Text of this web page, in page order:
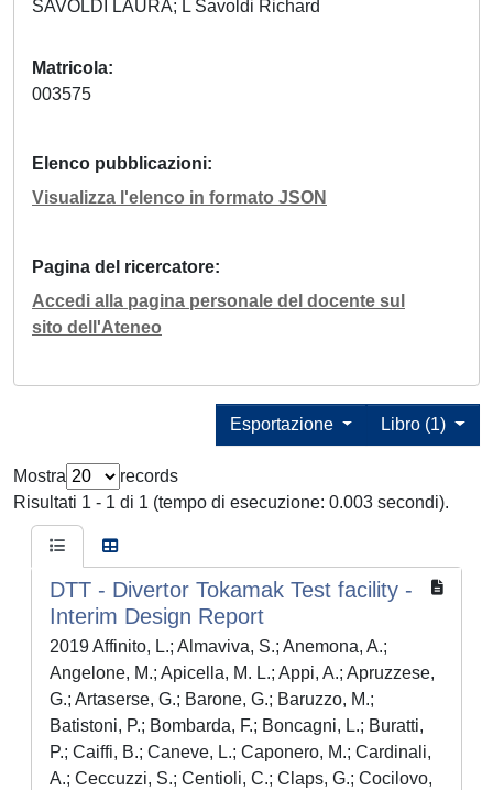
SAVOLDI LAURA; L Savoldi Richard
Matricola
003575
Elenco pubblicazioni
Visualizza l'elenco in formato JSON
Pagina del ricercatore
Accedi alla pagina personale del docente sul
sito dell'Ateneo
Libro (1)
Esportazione
Mostra
records
Risultati 1 - 1 di 1 (tempo di esecuzione: 0.003 secondi).
DTT - Divertor Tokamak Test facility -
Interim Design Report
2019 Affinito, L.; Almaviva, S.; Anemona, A.;
Angelone, M.; Apicella, M. L.; Appi, A.; Apruzzese,
G.; Artaserse, G.; Barone, G.; Baruzzo, M.;
Batistoni, P.; Bombarda, F.; Boncagni, L.; Buratti,
P.; Caiffi, B.; Caneve, L.; Caponero, M.; Cardinali,
A.; Ceccuzzi, S.; Centioli, C.; Claps, G.; Cocilovo,